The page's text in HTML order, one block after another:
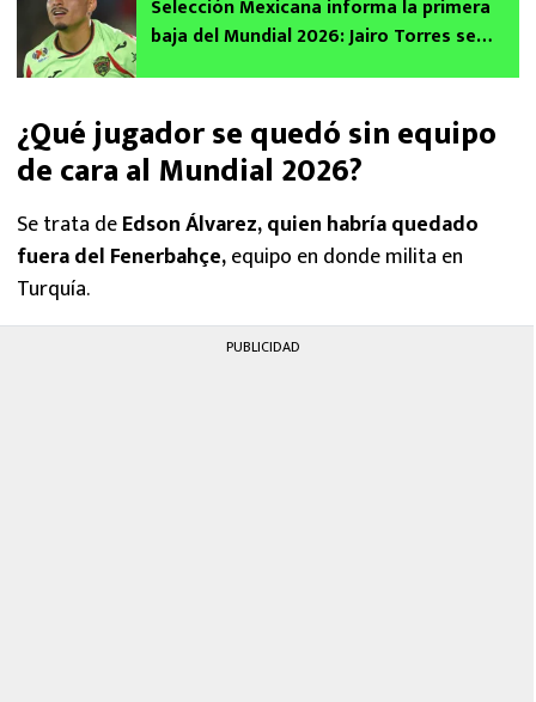
Selección Mexicana informa la primera
baja del Mundial 2026: Jairo Torres se
¿Qué jugador se quedó sin equipo
de cara al Mundial 2026?
Se trata deEdson Álvarez, quien habría quedado
fuera del Fenerbahçe,equipo en donde milita en
Turquía.
PUBLICIDAD